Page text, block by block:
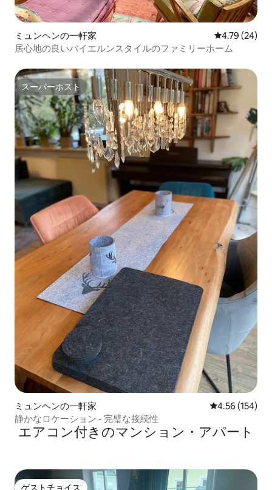
ミュンヘンの一軒家 レビュー24
4.79 (24)
居心地の良いバイエルンスタイルのファミリーホーム
スーパーホスト
スーパーホスト
ミュンヘンの一軒家 レビュー154
4.56 (154)
静かなロケーション - 完璧な接続性
エアコン付きのマンション・アパート
ゲストチョイス